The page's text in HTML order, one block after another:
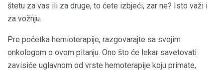
štetu za vas ili za druge, to ćete izbjeći, zar ne? Isto važi i
za vožnju.
Pre početka hemioterapije, razgovarajte sa svojim
onkologom o ovom pitanju. Ono što će lekar savetovati
zavisiće uglavnom od vrste hemoterapije koju primate,